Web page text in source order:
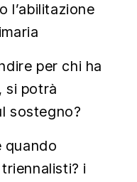
l’abilitazione
per chi ha
si potrà
sostegno?
quando
i